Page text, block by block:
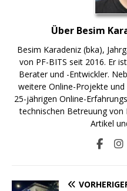
Über Besim
Besim Karadeniz (bka),
von PF-BITS seit 2016. Er
Berater und -Entwickler.
weitere Online-Projekte
25-jährigen Online-
technischen Betreuung von
Artikel